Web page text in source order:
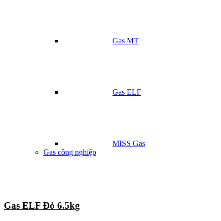
Gas MT
Gas ELF
MISS Gas
Gas công nghiệp
Gas ELF Đỏ 6.5kg